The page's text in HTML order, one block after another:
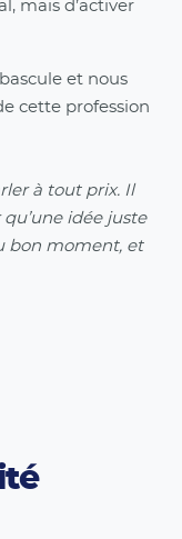
mais d’activer
et nous
cette profession
à tout prix. Il
idée juste
bon moment, et